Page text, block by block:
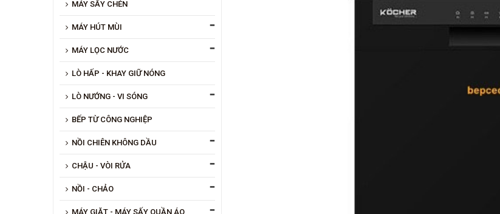
MÁY SẤY CHÉN
MÁY HÚT MÙI
MÁY LỌC NƯỚC
LÒ HẤP - KHAY GIỮ NÓNG
LÒ NƯỚNG - VI SÓNG
BẾP TỪ CÔNG NGHIỆP
NỒI CHIÊN KHÔNG DẦU
CHẬU - VÒI RỬA
NỒI - CHẢO
MÁY GIẶT - MÁY SẤY QUẦN ÁO